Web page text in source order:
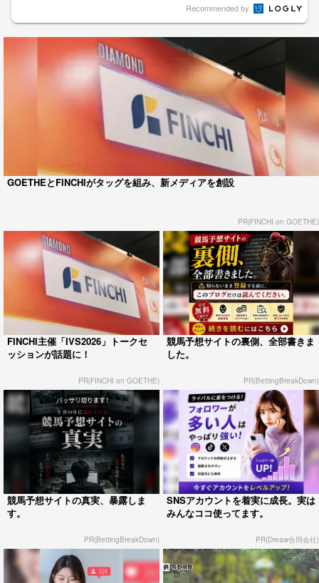
Recommended by
GOETHEとFINCHIがタッグを組み、新メディアを創設
PR(FINCHI on GOETHE)
FINCHI主催「IVS2026」トークセ
ッションが話題に！
PR(FINCHI on GOETHE)
競馬予想サイトの裏側、全部書きま
した。
PR(BettingBreakDown)
競馬予想サイトの真実、暴露しま
す。
PR(BettingBreakDown)
SNSアカウントを着実に成長。実は
みんなココ使ってます。
PR(Dreaw合同会社)